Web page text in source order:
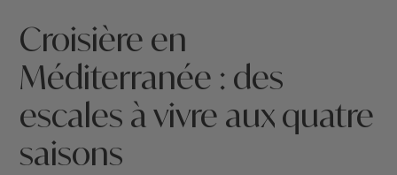
Croisière en
Méditerranée : des
escales à vivre aux quatre
saisons